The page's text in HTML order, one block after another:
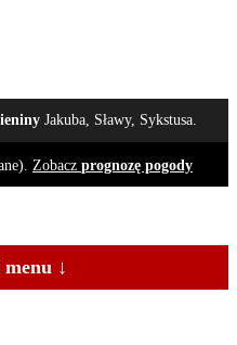
Jakuba, Sławy, Sykstusa.
Zobacz prognozę pogody
↓